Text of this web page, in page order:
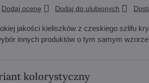
Dodaj ocenę Dodaj do ulubionych
jakości kieliszków z czeskiego szlifu
innych produktów o tym samym
kolorystyczny